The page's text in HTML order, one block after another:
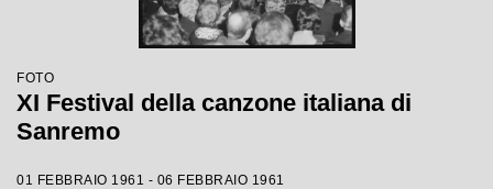
FOTO
XI Festival della canzone italiana di
Sanremo
01 FEBBRAIO 1961 - 06 FEBBRAIO 1961